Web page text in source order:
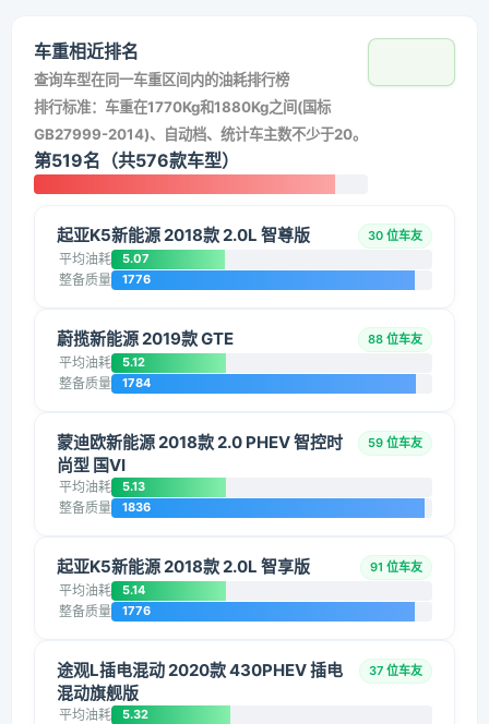
车重相近排名
查询车型在同一车重区间内的油耗排行榜
排行标准：车重在1770Kg和1880Kg之间(国标
GB27999-2014)、自动档、统计车主数不少于20。
第519名（共576款车型）
起亚K5新能源 2018款 2.0L 智尊版 30 位车友
平均油耗 5.07
整备质量 1776
蔚揽新能源 2019款 GTE 88 位车友
平均油耗 5.12
整备质量 1784
蒙迪欧新能源 2018款 2.0 PHEV 智控时
尚型 国VI
59 位车友
平均油耗 5.13
整备质量 1836
起亚K5新能源 2018款 2.0L 智享版 91 位车友
平均油耗 5.14
整备质量 1776
途观L插电混动 2020款 430PHEV 插电
混动旗舰版
37 位车友
平均油耗 5.32